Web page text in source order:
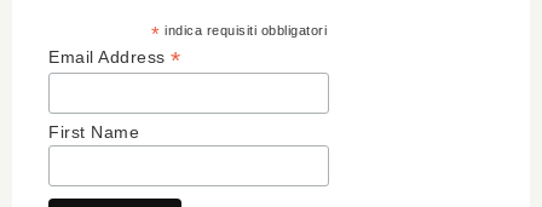
* indica requisiti obbligatori
Email Address *
First Name